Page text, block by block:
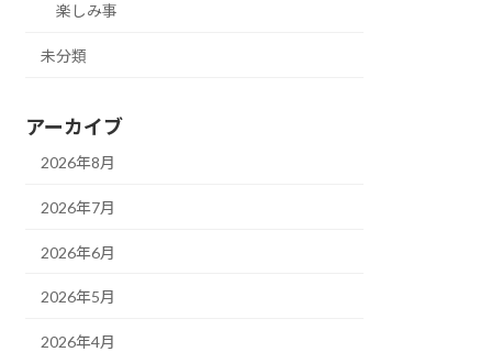
楽しみ事
未分類
アーカイブ
2026年8月
2026年7月
2026年6月
2026年5月
2026年4月